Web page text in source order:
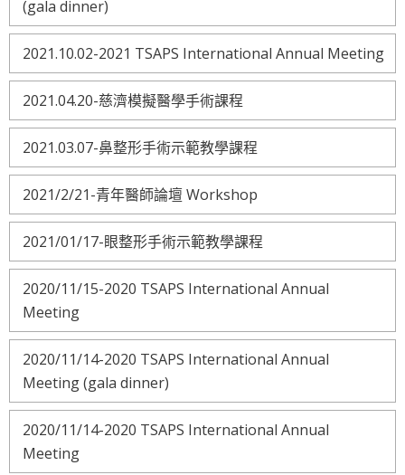
(gala dinner)
2021.10.02-2021 TSAPS International Annual Meeting
2021.04.20-慈濟模擬醫學手術課程
2021.03.07-鼻整形手術示範教學課程
2021/2/21-青年醫師論壇 Workshop
2021/01/17-眼整形手術示範教學課程
2020/11/15-2020 TSAPS International Annual
Meeting
2020/11/14-2020 TSAPS International Annual
Meeting (gala dinner)
2020/11/14-2020 TSAPS International Annual
Meeting